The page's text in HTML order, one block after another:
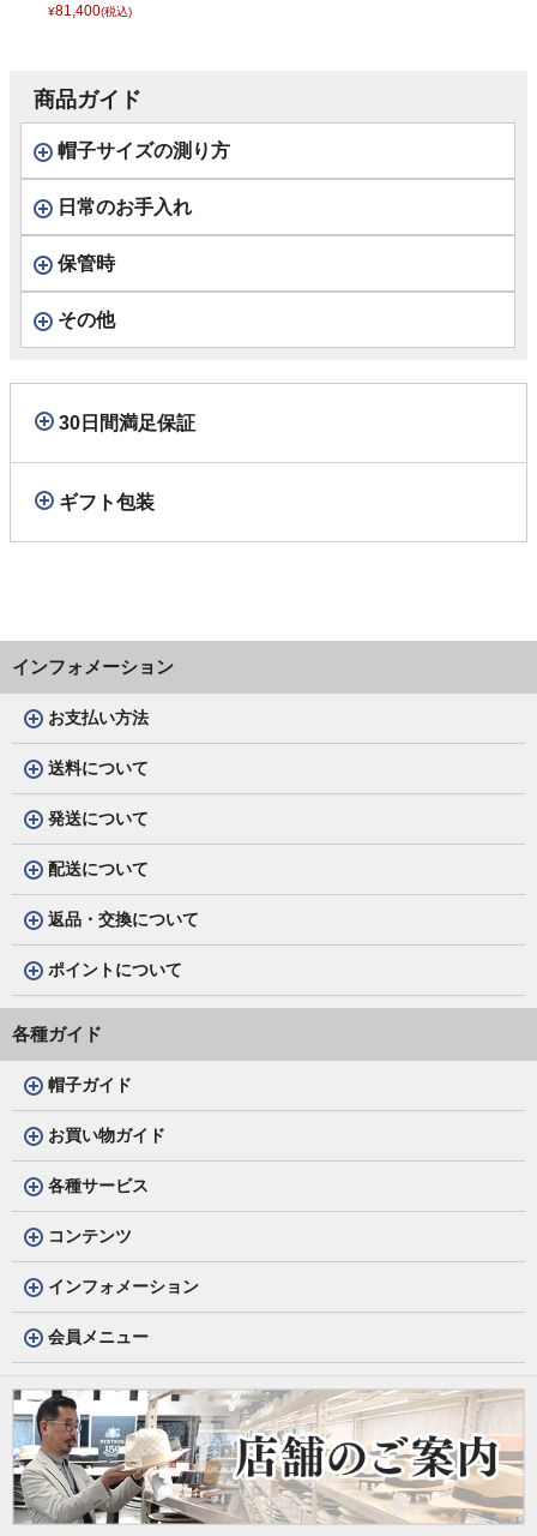
G12（フラット ヴ
¥81,400(税込)
商品ガイド
帽子サイズの測り方
日常のお手入れ
保管時
その他
30日間満足保証
ギフト包装
インフォメーション
お支払い方法
送料について
発送について
配送について
返品・交換について
ポイントについて
各種ガイド
帽子ガイド
お買い物ガイド
各種サービス
コンテンツ
インフォメーション
会員メニュー